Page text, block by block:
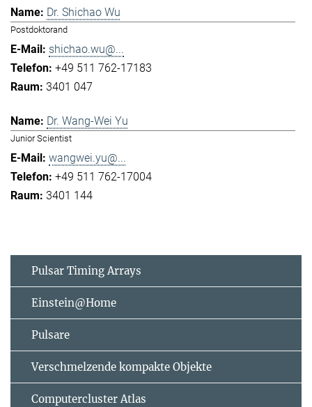
Dr. Shichao Wu
Postdoktorand
shichao.wu@...
+49 511 762-17183
3401 047
Dr. Wang-Wei Yu
Junior Scientist
wangwei.yu@...
+49 511 762-17004
3401 144
Pulsar Timing Arrays
Einstein@Home
Pulsare
Verschmelzende kompakte Objekte
Computercluster Atlas